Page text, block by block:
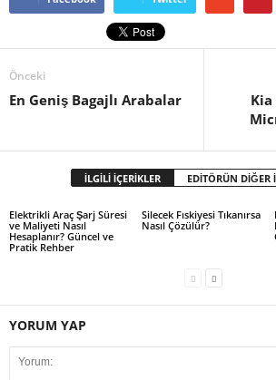
Önceki
En Geniş Bagajlı Arabalar
İLGİLİ İÇERİKLER EDİTÖRÜN DİĞER
Elektrikli Araç Şarj Süresi
ve Maliyeti Nasıl
Hesaplanır? Güncel ve
Pratik Rehber
Silecek Fıskiyesi Tıkanırsa
Nasıl Çözülür?
YORUM YAP